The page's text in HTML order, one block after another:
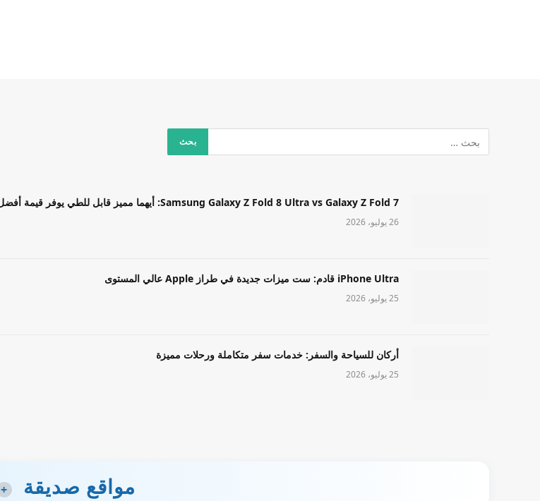
Samsung Galaxy Z Fold 8 Ultra vs Galaxy Z Fold 7: أيهما مميز قابل للطي يوفر قيمة أفضل
26 يوليو، 2026
iPhone Ultra قادم: ست ميزات جديدة في طراز Apple عالي المستوى
25 يوليو، 2026
أركان للسياحة والسفر: خدمات سفر متكاملة ورحلات مميزة
25 يوليو، 2026
مواقع صديقة +